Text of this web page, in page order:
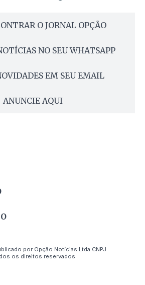
O JORNAL OPÇÃO
NO SEU WHATSAPP
EM SEU EMAIL
ANUNCIE AQUI
por Opção Notícias Ltda CNPJ
os direitos reservados.